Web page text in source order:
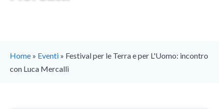
Home » Eventi » Festival per le Terra e per L'Uomo: incontro
con Luca Mercalli